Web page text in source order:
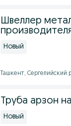
Швеллер
Новый
Ташкент, Сергелийский
Труба арзон
Новый